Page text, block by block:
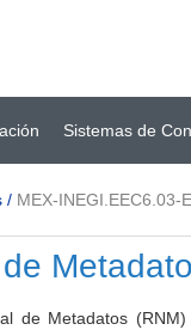
Sistemas de
/ MEX-INEGI.EEC6.03-
de Metadatos